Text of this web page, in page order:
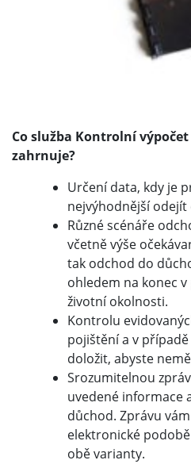
Co služba Kontrolní
zahrnuje?
Určení data, kdy je
nejvýhodnější
Různé scénáře
včetně výše
tak odchod do
ohledem na konec
životní okolnosti.
Kontrolu
pojištění a v
doložit, abyste
Srozumitelnou
uvedené informace
důchod. Zprávu
elektronické
obě varianty.